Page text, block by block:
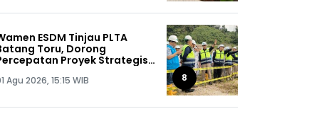
ESDM Tinjau PLTA
Toru, Dorong
Proyek Strategis
Agu 2026, 15:15 WIB 8